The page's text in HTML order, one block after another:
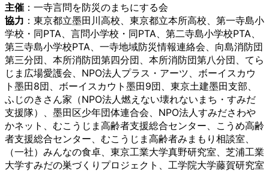
主催 ：一寺言問を防災のまちにする会
協力 ：東京都立墨田川高校、東京都立本所高校、第一寺島小
学校・同PTA、言問小学校・同PTA、第二寺島小学校PTA、
第三寺島小学校PTA、一寺地域防災情報連絡会、向島消防団
第三分団、本所消防団第四分団、本所消防団第八分団、てら
じま広場愛護会、NPO法人プラス・アーツ、ボーイスカウ
ト墨田8団、ボーイスカウト墨田9団、東京土建墨田支部、
ふじのきさん家（NPO法人燃えない壊れないまち・すみだ
支援隊）、墨田区少年団体連合会、NPO法人すみださわや
かネット、むこうじま高齢者支援総合センター、こうめ高齢
者支援総合センター、むこうじま高齢者みまもり相談室、
（一社）みんなの食卓、東京工業大学真野研究室、芝浦工業
大学すみだの巣づくりプロジェクト、工学院大学藤賀研究室